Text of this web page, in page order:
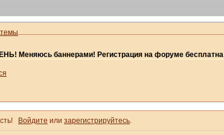
Меняюсь баннерами! Регистрация на форуме бесплатна
Войдите или зарегистрируйтесь.